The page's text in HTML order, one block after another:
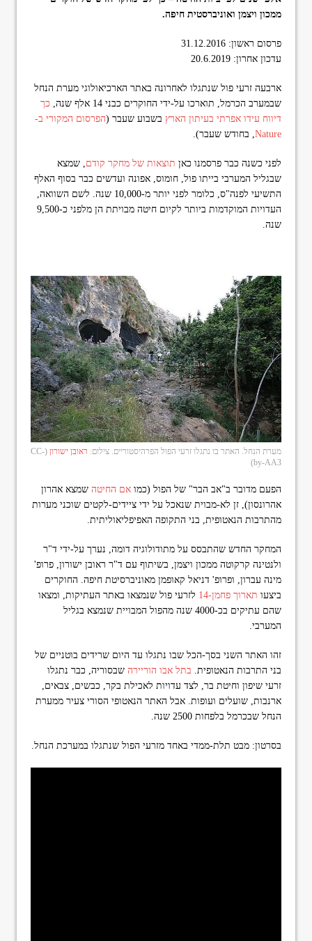
format_underlined הוסף קו תחתון לקישורים
פ
ס
א
ה
א
פ
ר
ממכון ויצמן ואוניברסטית חיפה.
פרסום ראשון: 31.12.2016
עדכון אחרון: 20.6.2019
ארבעה זרעי פול שנתגלו לאחרונה באתר הארכיאולוגי מערת הנחל
שבמערב הכרמל, תוארכו על-ידי החוקרים כבני 14 אלף שנה,
כך
דיווח עידו אפרתי בעיתון הארץ בשבוע שעבר (הפרסום המקורי ב-
Nature , בחודש שעבר).
לפני כשנה כבר פרסמנו כאן תוצאות של מחקר קודם , שמצא
שבגליל המערבי בייתו פול, חומוס, אפונה ועדשים כבר בסוף האלף
התשיעי לפנה"ס, כלומר לפני יותר מ-10,000 שנה. לשם השוואה,
העדויות המוקדמות ביותר לקיום חיטה מבויתת הן מלפני כ-9,500
שנה.
מערת הנחל. האתר בו נתגלו זרעי הפול הפרהיסטוריים. צילום: ראובן ישורון (CC-
by-AA3)
הפעם מדובר ב"אב הבר" של הפול (כמו אם החיטה שמצא אהרון
אהרונסון), זן לא-מבוית שנאכל על ידי ציידים-לקטים שוכני מערות
מהתרבות הנאטופית, בני התקופה האפיפליאוליתית.
המחקר החדש שהתבסס על מתודולוגיה דומה, נערך על-ידי ד"ר
ולנטינה קרקוטה ממכון ויצמן, בשיתוף עם ד"ר ראובן ישורון, פרופ'
מינה עברון, ופרופ' דניאל קאופמן מאוניברסיטת חיפה. החוקרים
ביצעו תארוך פחמן-14
לזרעי פול שנמצאו באתר העתיקות, ומצאו
שהם עתיקים בכ-4000 שנה מהפול המבויית שנמצא בגליל
המערבי.
זהו האתר השני בסך-הכל שבו נתגלו עד היום שרידים בוטניים של
בני התרבות הנאטופית. בתל אבו הוריירה שבסוריה, כבר נתגלו
זרעי שיפון וחיטת בר, לצד עדויות לאכילת בקר, כבשים, צבאים,
ארנבות, שועלים ועופות. אבל האתר הנאטופי הסורי צעיר ממערת
הנחל שבכרמל בלפחות 2500 שנה.
בסרטון: מבט תלת-ממדי באחד מזרעי הפול שנתגלו במערכת הנחל.